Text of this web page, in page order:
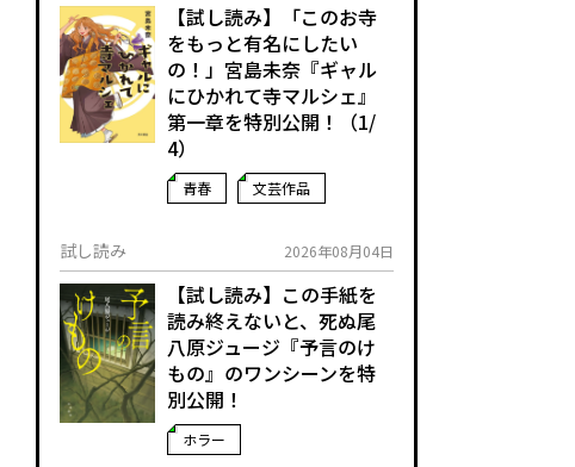
【試し読み】「このお寺
をもっと有名にしたい
の！」宮島未奈『ギャル
にひかれて寺マルシェ』
第一章を特別公開！（1/
4）
青春 文芸作品
試し読み 2026年08月04日
【試し読み】この手紙を
読み終えないと、死ぬ――尾
八原ジュージ『予言のけ
もの』のワンシーンを特
別公開！
ホラー